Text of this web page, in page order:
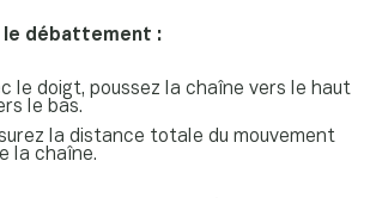
le débattement :
le doigt, poussez la chaîne vers le haut
le bas.
la distance totale du mouvement
la chaîne.